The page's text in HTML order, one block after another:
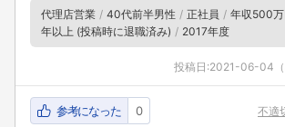
代理店営業 40代前半男性 正社員 年収500万
年以上 (投稿時に退職済み)
2017年度
投稿日:2021-06-04
参考になった 0 不適